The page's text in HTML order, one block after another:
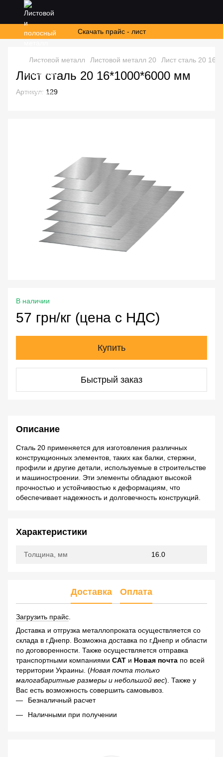
Скачать прайс - лист
Листовой металл Листовой металл 20 Лист сталь 20
Лист сталь 20 16*1000*6000 мм
Артикул: 129
В наличии
57 грн/кг (цена с НДС)
Купить
Быстрый заказ
Описание
Сталь 20 применяется для изготовления различных
конструкционных элементов, таких как балки, стержни,
профили и другие детали, используемые в строительстве
и машиностроении. Эти элементы обладают высокой
прочностью и устойчивостью к деформациям, что
обеспечивает надежность и долговечность конструкций.
Характеристики
Толщина, мм 16.0
Доставка Оплата
Загрузить прайс
Доставка и отгрузка металлопроката осуществляется со
склада в г.Днепр. Возможна доставка по г.Днепр и области
по договоренности. Также осуществляется отправка
транспортными компаниями САТ и Новая почта по всей
территории Украины. (Новая почта только
малогабаритные размеры и небольшой вес). Также у
Вас есть возможность совершить самовывоз.
Безналичный расчет
Наличными при получении